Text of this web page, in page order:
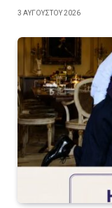
3 ΑΥΓΟΎΣΤΟΥ 2026